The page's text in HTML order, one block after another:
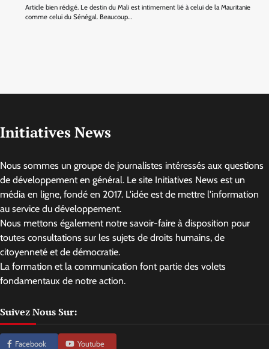
Article bien rédigé. Le destin du Mali est intimement lié à celui de la Mauritanie
comme celui du Sénégal. Beaucoup…
Initiatives News
Nous sommes un groupe de journalistes intéressés aux questions
de développement en général. Le site Initiatives News est un
média en ligne, fondé en 2017. L'idée est de mettre l'information
au service du développement.
Nous mettons également notre savoir-faire à disposition pour
toutes consultations sur les sujets de droits humains, de
citoyenneté et de démocratie.
La formation et la communication font partie des volets
fondamentaux de notre action.
Suivez Nous Sur:
Facebook Youtube